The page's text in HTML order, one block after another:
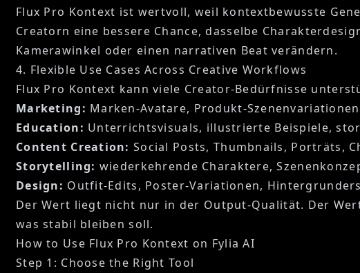
Flux Pro Kontext ist wertvoll, weil kontextbewusste
Creatorn eine bessere Chance, dasselbe
Kamerawinkel oder einen narrativen Beat verändern.
4. Flexible Use Cases Across Creative Workflows
Flux Pro Kontext kann viele Creator-Bedürfnisse
Marketing: Marken-Avatare, Produkt-
Education: Unterrichtsvisuals, illustrierte Beispiele,
Content Creation: Social Posts, Thumbnails, Porträts,
Storytelling: wiederkehrende Charaktere,
Design: Outfit-Edits, Poster-Variationen,
Der Wert liegt nicht nur in der Output-Qualität. Der
was stabil bleiben soll.
How to Use Flux Pro Kontext on Fylia AI
Step 1: Choose the Right Tool